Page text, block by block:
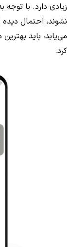
زیادی دارد. با توجه
نشوند، احتمال
می‌یابد، باید
کرد.